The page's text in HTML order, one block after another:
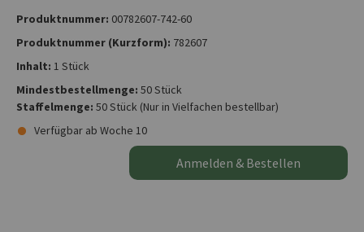
Produktnummer: 00782607-742-60
Produktnummer (Kurzform): 782607
Inhalt: 1 Stück
Mindestbestellmenge: 50 Stück
Staffelmenge: 50 Stück (Nur in Vielfachen bestellbar)
Verfügbar ab Woche 10
Anmelden & Bestellen